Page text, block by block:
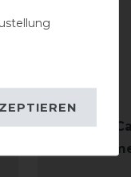
CAVALLO